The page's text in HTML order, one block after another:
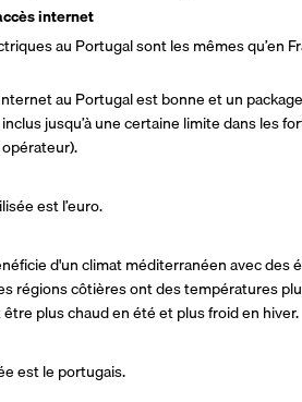
internet
au Portugal sont les mêmes qu’en
au Portugal est bonne et un
jusqu’à une certaine limite dans les
est l’euro.
d'un climat méditerranéen avec des
régions côtières ont des températures
plus chaud en été et plus froid en hiver.
est le portugais.